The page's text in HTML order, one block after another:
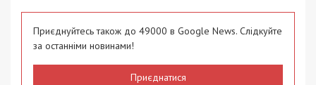
Приєднуйтесь також до 49000 в Google News. Слідкуйте
за останніми новинами!
Приєднатися